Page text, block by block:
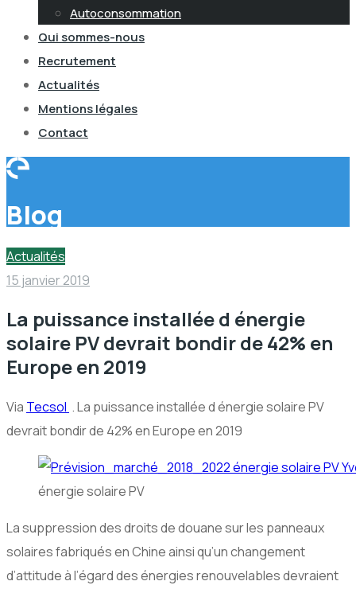
Autoconsommation
Qui sommes-nous
Recrutement
Actualités
Mentions légales
Contact
Blog
Actualités
15 janvier 2019
La puissance installée d énergie
solaire PV devrait bondir de 42% en
Europe en 2019
Via Tecsol . La puissance installée d énergie solaire PV
devrait bondir de 42% en Europe en 2019
énergie solaire PV
La suppression des droits de douane sur les panneaux
solaires fabriqués en Chine ainsi qu’un changement
d’attitude à l’égard des énergies renouvelables devraient